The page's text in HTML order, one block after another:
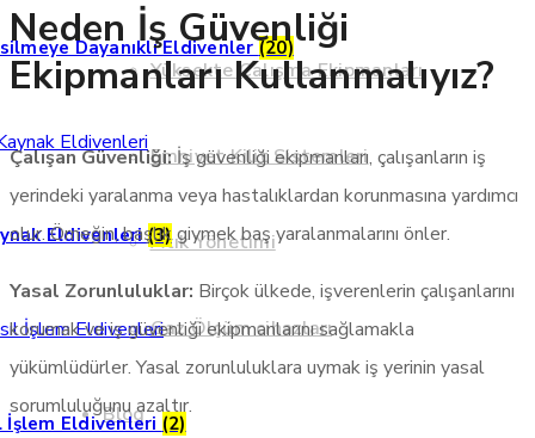
Yüksekte Çalışma Ekipmanları
Emniyet Kilit Sistemleri
Atık Yönetimi
Gaz Ölçüm cihazları
Blog
Dayanıklı Eldivenler(20)
Eldivenleri(3)
İşlem Eldivenleri (2)
Neden İş Güvenliği
Ekipmanları Kullanmalıyız?
Çalışan Güvenliği:İş güvenliği ekipmanları, çalışanların iş
yerindeki yaralanma veya hastalıklardan korunmasına yardımcı
olur. Örneğin, başlık giymek baş yaralanmalarını önler.
Yasal Zorunluluklar: Birçok ülkede, işverenlerin çalışanlarını
korumak ve iş güvenliği ekipmanlarını sağlamakla
yükümlüdürler. Yasal zorunluluklara uymak iş yerinin yasal
sorumluluğunu azaltır.